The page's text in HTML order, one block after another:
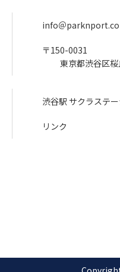
info＠
〒150-0031
東京都渋谷区桜
渋谷駅 サクラステ
リンク